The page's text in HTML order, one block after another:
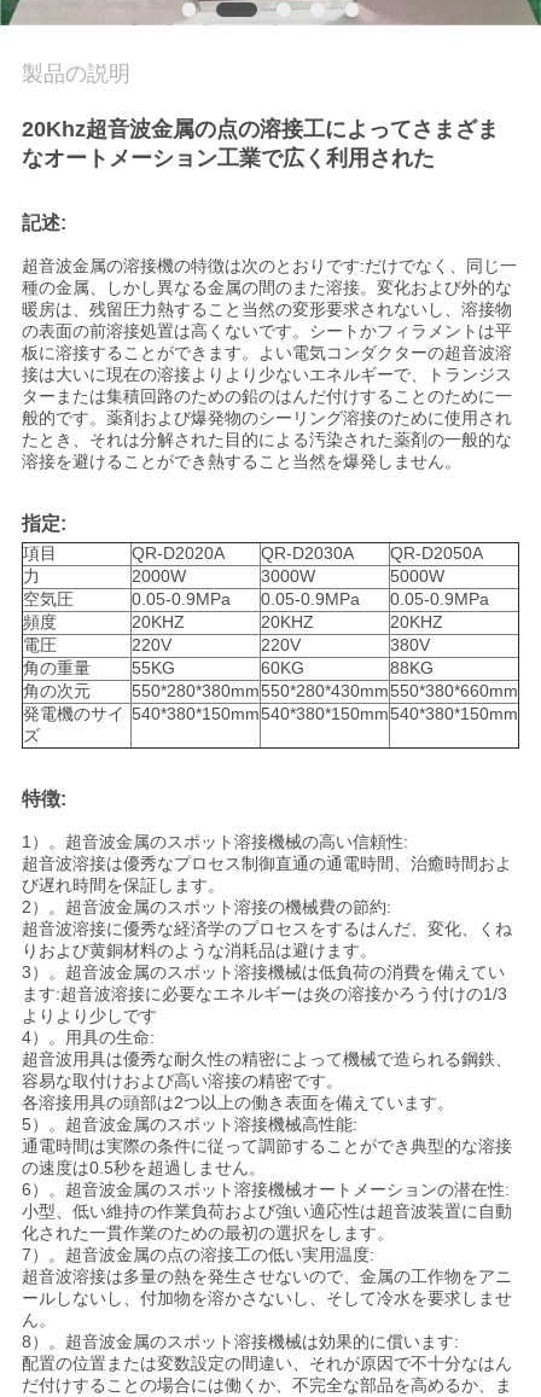
合
わ
せ
ニ
ュ
ー
ス
ケ
ス
見
積
も
り
を
依
頼
す
る
地
図
プ
ラ
イ
バ
製品の説明
20Khz超音波金属の点の溶接工によってさまざま
なオートメーション工業で広く利用された
記述:
超音波金属の溶接機の特徴は次のとおりです:だけでなく、同じ一
種の金属、しかし異なる金属の間のまた溶接。変化および外的な
暖房は、残留圧力熱すること当然の変形要求されないし、溶接物
の表面の前溶接処置は高くないです。シートかフィラメントは平
板に溶接することができます。よい電気コンダクターの超音波溶
接は大いに現在の溶接よりより少ないエネルギーで、トランジス
ターまたは集積回路のための鉛のはんだ付けすることのために一
般的です。薬剤および爆発物のシーリング溶接のために使用され
たとき、それは分解された目的による汚染された薬剤の一般的な
溶接を避けることができ熱すること当然を爆発しません。
指定:
項目 QR-D2020A QR-D2030A
QR-D2050A
力
2000W 3000W
5000W
空気圧
0.05-0.9MPa 0.05-0.9MPa
0.05-0.9MPa
頻度
20KHZ 20KHZ
20KHZ
電圧
220V 220V
380V
角の重量
55KG 60KG
88KG
角の次元
550*280*380mm550*280*430mm550*380*660mm
発電機のサイ
ズ
540*380*150mm540*380*150mm540*380*150mm
特徴:
1）。超音波金属のスポット溶接機械の高い信頼性:
超音波溶接は優秀なプロセス制御直通の通電時間、治癒時間およ
び遅れ時間を保証します。
2）。超音波金属のスポット溶接の機械費の節約:
超音波溶接に優秀な経済学のプロセスをするはんだ、変化、くね
りおよび黄銅材料のような消耗品は避けます。
3）。超音波金属のスポット溶接機械は低負荷の消費を備えてい
ます:超音波溶接に必要なエネルギーは炎の溶接かろう付けの1/3
よりより少しです
4）。用具の生命:
超音波用具は優秀な耐久性の精密によって機械で造られる鋼鉄、
容易な取付けおよび高い溶接の精密です。
各溶接用具の頭部は2つ以上の働き表面を備えています。
5）。超音波金属のスポット溶接機械高性能:
通電時間は実際の条件に従って調節することができ典型的な溶接
の速度は0.5秒を超過しません。
6）。超音波金属のスポット溶接機械オートメーションの潜在性:
小型、低い維持の作業負荷および強い適応性は超音波装置に自動
化された一貫作業のための最初の選択をします。
7）。超音波金属の点の溶接工の低い実用温度:
超音波溶接は多量の熱を発生させないので、金属の工作物をアニ
ールしないし、付加物を溶かさないし、そして冷水を要求しませ
ん。
8）。超音波金属のスポット溶接機械は効果的に償います:
配置の位置または変数設定の間違い、それが原因で不十分なはん
だ付けすることの場合には働くか、不完全な部品を高めるか、ま